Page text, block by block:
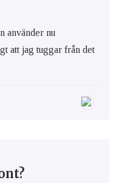
använder nu
att jag tuggar från det